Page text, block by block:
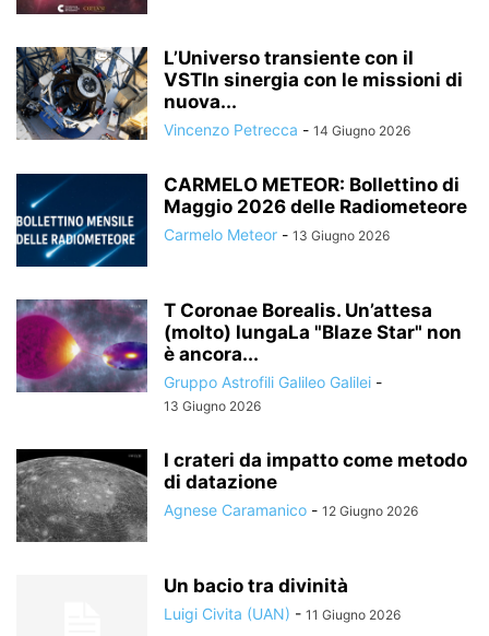
L’Universo transiente con il
VSTIn sinergia con le missioni di
nuova...
Vincenzo Petrecca - 14 Giugno 2026
CARMELO METEOR: Bollettino di
Maggio 2026 delle Radiometeore
Carmelo Meteor - 13 Giugno 2026
T Coronae Borealis. Un’attesa
(molto) lungaLa "Blaze Star" non
è ancora...
Gruppo Astrofili Galileo Galilei -
13 Giugno 2026
I crateri da impatto come metodo
di datazione
Agnese Caramanico - 12 Giugno 2026
Un bacio tra divinità
Luigi Civita (UAN) - 11 Giugno 2026